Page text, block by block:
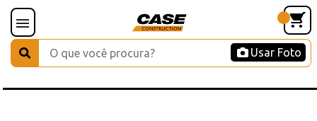
Usar Foto